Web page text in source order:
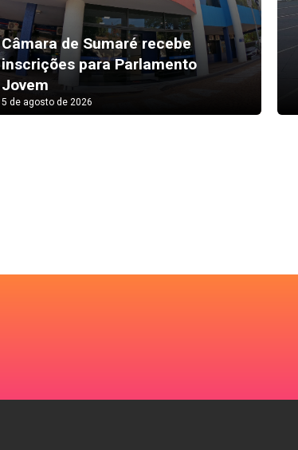
Câmara de Sumaré recebe
inscrições para Parlamento
Jovem
5 de agosto de 2026